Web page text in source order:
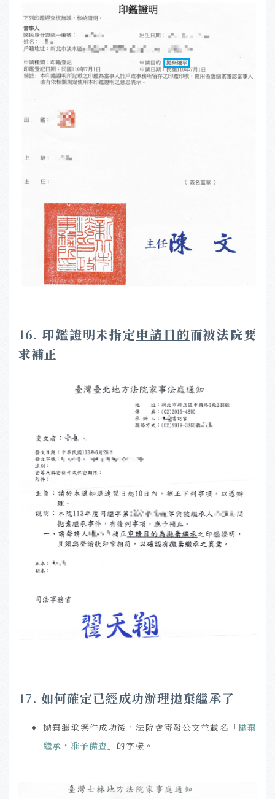
16. 印鑑證明未指定申請目的而被法院要
求補正
17. 如何確定已經成功辦理拋棄繼承了
拋棄繼承案件成功後，法院會寄發公文並載名 「拋棄
繼承，准予備查 」 的字樣。